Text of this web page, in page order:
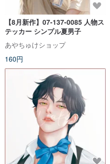
【8月新作】07-137-0085 人物ス
テッカー シンプル夏男子
あやちゅけショップ
160円